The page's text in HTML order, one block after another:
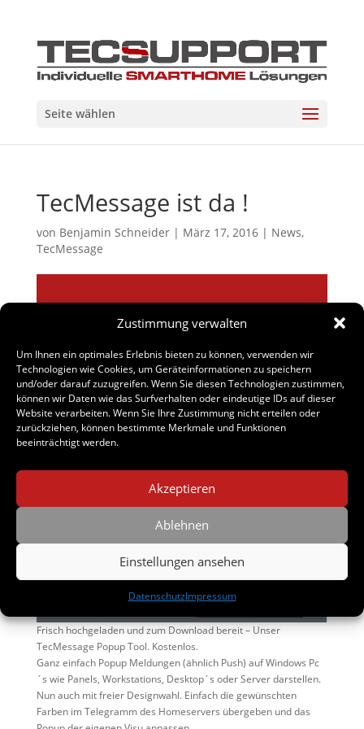
Zustimmung verwalten
Um Ihnen ein optimales Erlebnis bieten zu können, verwenden wir
Technologien wie Cookies, um Geräteinformationen zu speichern
und/oder darauf zuzugreifen. Wenn Sie diesen Technologien zustimmen,
können wir Daten wie das Surfverhalten oder eindeutige IDs auf dieser
Website verarbeiten. Wenn Sie Ihre Zustimmung nicht erteilen oder
zurückziehen, können bestimmte Merkmale und Funktionen
beeinträchtigt werden.
Akzeptieren
Ablehnen
Einstellungen ansehen
DatenschutzImpressum
Seite wählen
TecMessage ist da !
von Benjamin Schneider| März 17, 2016| News,
TecMessage
Frisch hochgeladen und zum Download bereit – Unser
TecMessage Popup Tool. Kostenlos.
Ganz einfach Popup Meldungen (ähnlich Push) auf Windows Pc
´s wie Panels, Workstations, Desktop´s oder Server darstellen.
Nun auch mit freier Designwahl. Einfach die gewünschten
Farben im Telegramm des Homeservers übergeben und das